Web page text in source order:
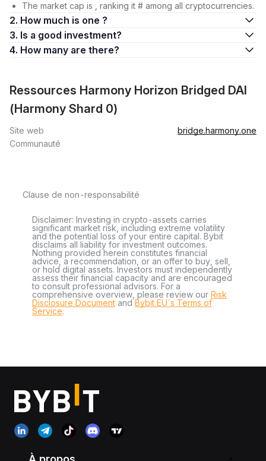
The market cap is , ranking it # among all cryptocurrencies.
2. How much is one ?
3. Is a good investment?
4. How many are there?
Ressources Harmony Horizon Bridged DAI
(Harmony Shard 0)
Site web
bridge.harmony.one
Communauté
Clause de non-responsabilité
Disclaimer: Investing in crypto-assets carries
significant market risk, including extreme volatility
and the potential loss of your entire capital. Bybit
disclaims all liability for investment outcomes.
Nothing provided herein constitutes financial
advice, a recommendation, or an offer to buy, sell,
or hold digital assets. Investors must independently
assess their financial capacity and are encouraged
to consult professional advisors. For a
comprehensive overview, please review our Risk
Disclosure Document andBybit EU´s Terms of
Service.